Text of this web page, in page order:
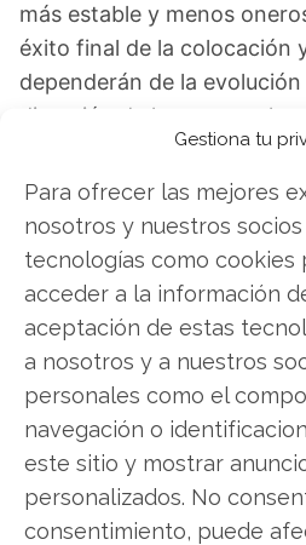
Gestiona tu
Para ofrecer las mejores
nosotros y nuestros
tecnologías como cookies
acceder a la información
aceptación de estas
a nosotros y a nuestros
personales como el
navegación o
este sitio y mostrar
personalizados. No
consentimiento, puede
más estable y menos
éxito final de la colocación
dependerán de la
dirección de la empresa ha
recientemente la
para el conjunto del
Eutelsat: ¿Comprar o
de Eutelsat del 7 de
Los últimos resultados de
contundentes: Acción
los inversores de Eutelsat.
invertir o es momento de
gratuito actual del 7 de
exactamente qué hacer.